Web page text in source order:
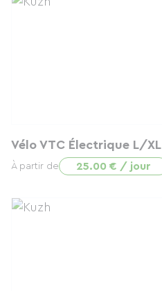
Vélo VTC Électrique L/XL
À partir de 25.00 € / jour